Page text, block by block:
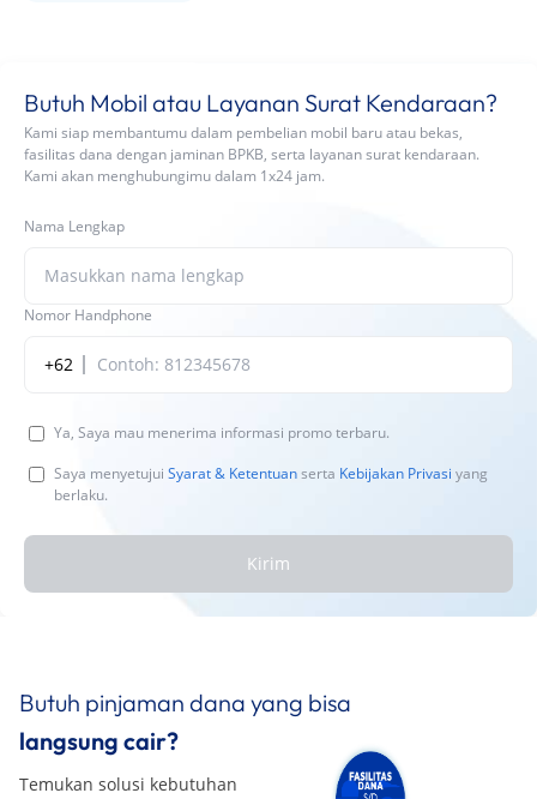
Butuh Mobil atau Layanan Surat Kendaraan?
Kami siap membantumu dalam pembelian mobil baru atau bekas,
fasilitas dana dengan jaminan BPKB, serta layanan surat kendaraan.
Kami akan menghubungimu dalam 1x24 jam.
Nama Lengkap
Nomor Handphone
+62
Ya, Saya mau menerima informasi promo terbaru.
Saya menyetujui Syarat & Ketentuanserta Kebijakan Privasi yang
berlaku.
Kirim
Butuh pinjaman dana yang bisa
langsung cair?
Temukan solusi kebutuhan